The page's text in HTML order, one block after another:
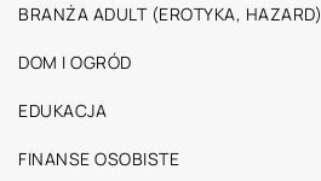
BRANŻA ADULT (EROTYKA, HAZARD)
DOM I OGRÓD
EDUKACJA
FINANSE OSOBISTE